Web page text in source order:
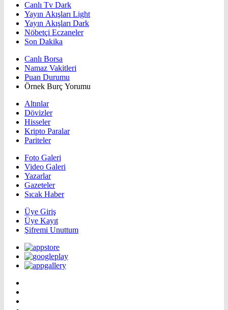
Canlı Tv Dark
Yayın Akışları Light
Yayın Akışları Dark
Nöbetçi Eczaneler
Son Dakika
Canlı Borsa
Namaz Vakitleri
Puan Durumu
Örnek Burç Yorumu
Altınlar
Dövizler
Hisseler
Kripto Paralar
Pariteler
Foto Galeri
Video Galeri
Yazarlar
Gazeteler
Sıcak Haber
Üye Giriş
Üye Kayıt
Şifremi Unuttum